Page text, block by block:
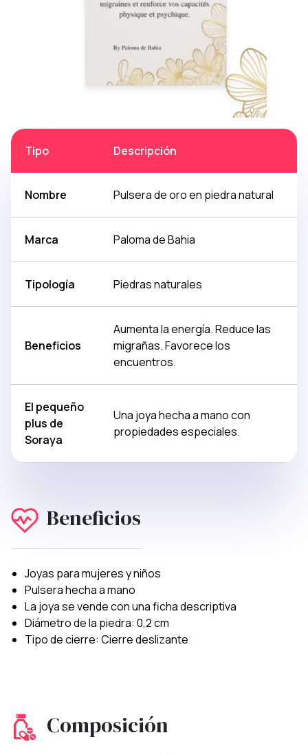
Tipo Descripción
Nombre Pulsera de oro en piedra natural
Marca Paloma de Bahia
Tipología Piedras naturales
Beneficios
Aumenta la energía. Reduce las
migrañas. Favorece los
encuentros.
El pequeño
plus de
Soraya
Una joya hecha a mano con
propiedades especiales.
Beneficios
Joyas para mujeres y niños
Pulsera hecha a mano
La joya se vende con una ficha descriptiva
Diámetro de la piedra: 0,2 cm
Tipo de cierre: Cierre deslizante
Composición